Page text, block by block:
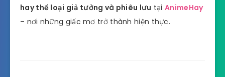
hay thể loại giả tưởng và phiêu lưu tạiAnimeHay
– nơi những giấc mơ trở thành hiện thực.